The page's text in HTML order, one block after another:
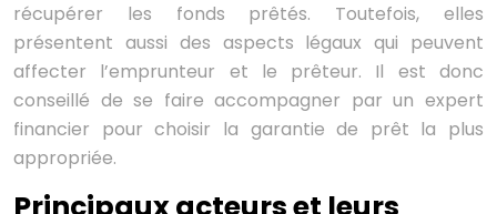
récupérer les fonds prêtés. Toutefois, elles
présentent aussi des aspects légaux qui peuvent
affecter l’emprunteur et le prêteur. Il est donc
conseillé de se faire accompagner par un expert
financier pour choisir la garantie de prêt la plus
appropriée.